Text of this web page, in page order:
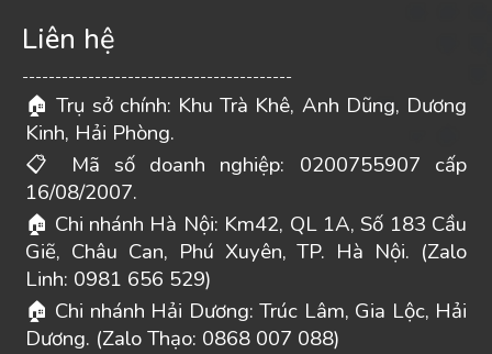
Liên hệ
-----------------------------------------
🏠 Trụ sở chính: Khu Trà Khê, Anh Dũng, Dương
Kinh, Hải Phòng.
📋
Mã số doanh nghiệp: 0200755907 cấp
16/08/2007.
🏠 Chi nhánh Hà Nội: Km42, QL 1A, Số 183 Cầu
Giẽ, Châu Can, Phú Xuyên, TP. Hà Nội. (Zalo
Linh: 0981 656 529)
🏠 Chi nhánh Hải Dương: Trúc Lâm, Gia Lộc, Hải
Dương. (Zalo Thạo: 0868 007 088)